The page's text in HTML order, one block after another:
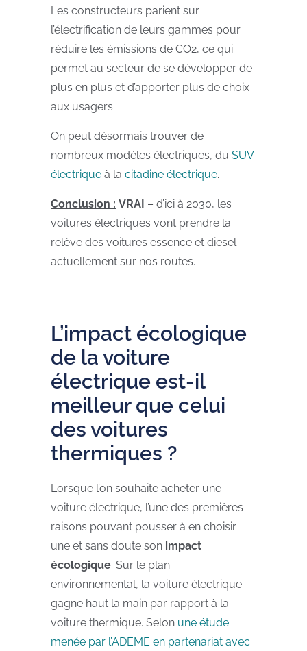
Les constructeurs parient sur
l’électrification de leurs gammes pour
réduire les émissions de CO2, ce qui
permet au secteur de se développer de
plus en plus et d’apporter plus de choix
aux usagers.
On peut désormais trouver de
nombreux modèles électriques, du SUV
électrique à la citadine électrique.
Conclusion : VRAI – d’ici à 2030, les
voitures électriques vont prendre la
relève des voitures essence et diesel
actuellement sur nos routes.
L’impact écologique
de la voiture
électrique est-il
meilleur que celui
des voitures
thermiques ?
Lorsque l’on souhaite acheter une
voiture électrique, l’une des premières
raisons pouvant pousser à en choisir
une et sans doute son impact
écologique. Sur le plan
environnemental, la voiture électrique
gagne haut la main par rapport à la
voiture thermique. Selon une étude
menée par l’ADEME en partenariat avec